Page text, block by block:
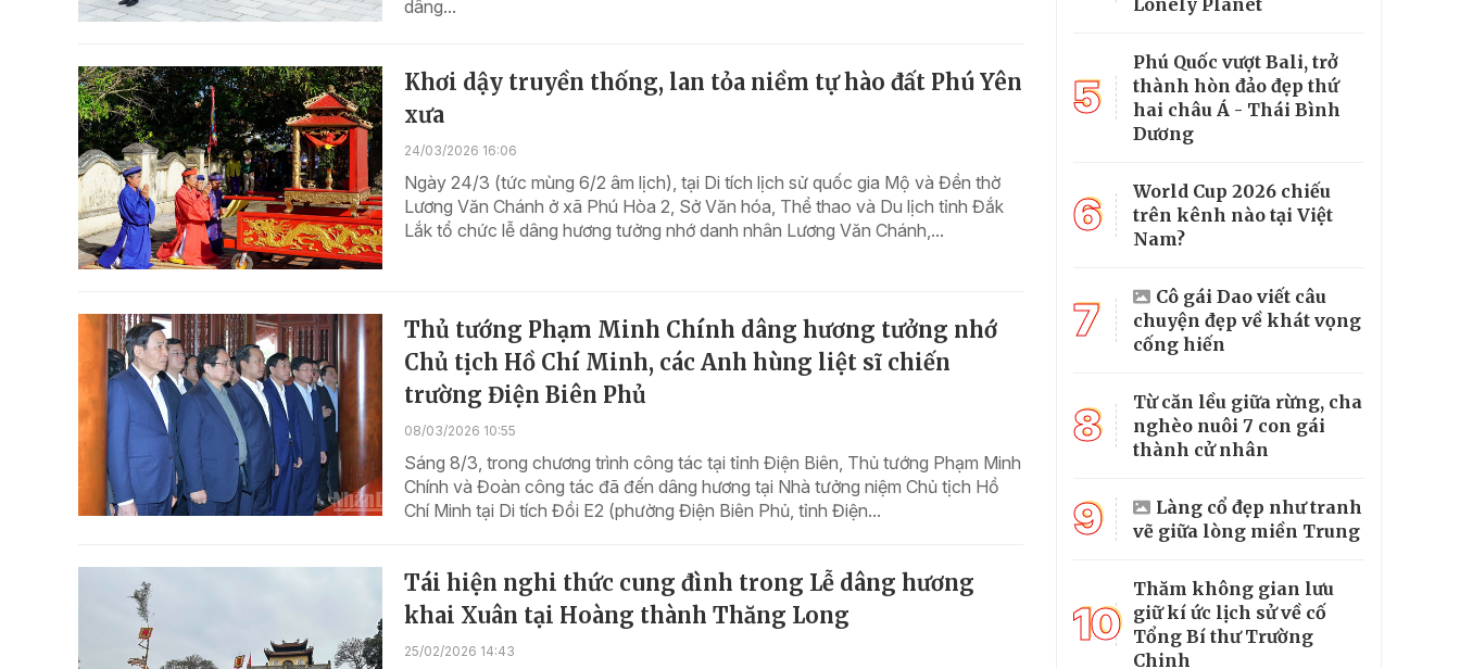
dâng...
Khơi dậy truyền thống, lan tỏa niềm tự hào đất Phú Yên
xưa
24/03/2026 16:06
Ngày 24/3 (tức mùng 6/2 âm lịch), tại Di tích lịch sử quốc gia Mộ và Đền thờ
Lương Văn Chánh ở xã Phú Hòa 2, Sở Văn hóa, Thể thao và Du lịch tỉnh Đắk
Lắk tổ chức lễ dâng hương tưởng nhớ danh nhân Lương Văn Chánh,...
Thủ tướng Phạm Minh Chính dâng hương tưởng nhớ
Chủ tịch Hồ Chí Minh, các Anh hùng liệt sĩ chiến
trường Điện Biên Phủ
08/03/2026 10:55
Sáng 8/3, trong chương trình công tác tại tỉnh Điện Biên, Thủ tướng Phạm Minh
Chính và Đoàn công tác đã đến dâng hương tại Nhà tưởng niệm Chủ tịch Hồ
Chí Minh tại Di tích Đồi E2 (phường Điện Biên Phủ, tỉnh Điện...
Tái hiện nghi thức cung đình trong Lễ dâng hương
khai Xuân tại Hoàng thành Thăng Long
25/02/2026 14:43
5
Phú Quốc vượt Bali, trở
thành hòn đảo đẹp thứ
hai châu Á - Thái Bình
Dương
6
World Cup 2026 chiếu
trên kênh nào tại Việt
Nam?
7
Cô gái Dao viết câu
chuyện đẹp về khát vọng
cống hiến
8
Từ căn lều giữa rừng, cha
nghèo nuôi 7 con gái
thành cử nhân
9
Làng cổ đẹp như tranh
vẽ giữa lòng miền Trung
10
Thăm không gian lưu
giữ kí ức lịch sử về cố
Tổng Bí thư Trường
Chinh